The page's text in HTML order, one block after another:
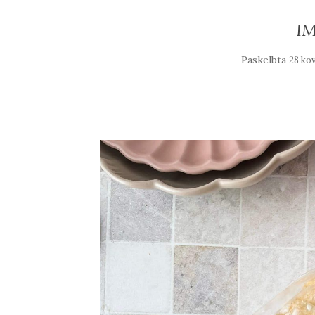
Paskelbta 28